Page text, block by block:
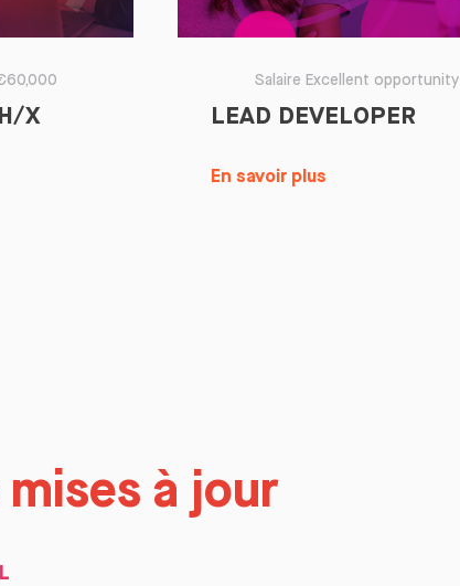
X
Salaire Excellent opportunity
LEAD DEVELOPER
En savoir plus
à jour